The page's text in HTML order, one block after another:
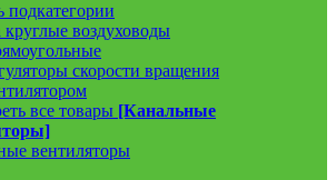
подкатегории
воздуховоды
скорости вращения
все товары [Канальные
вентиляторы